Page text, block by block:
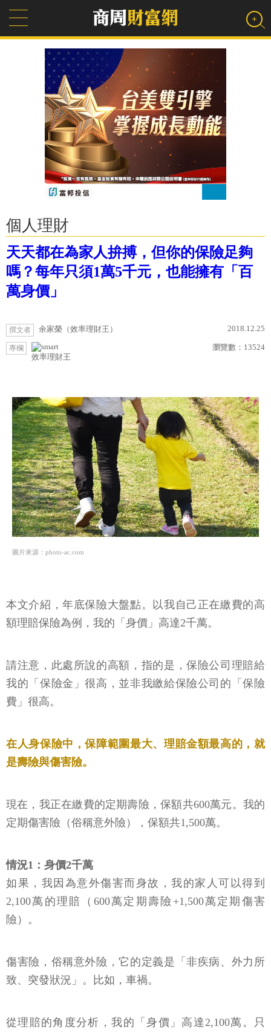
個人理財
天天都在為家人拚搏，但你的保險足夠
嗎？每年只須1萬5千元，也能擁有「百
萬身價」
撰文者 余家榮（效率理財王） 2018.12.25
專欄
效率理財王
瀏覽數： 13524
圖片來源：photo-ac.com
本文介紹，年底保險大盤點。以我自己正在繳費的高
額理賠保險為例，我的「身價」高達2千萬。
請注意，此處所說的高額，指的是，保險公司理賠給
我的「保險金」很高，並非我繳給保險公司的「保險
費」很高。
在人身保險中，保障範圍最大、理賠金額最高的，就
是壽險與傷害險。
現在，我正在繳費的定期壽險，保額共600萬元。我的
定期傷害險（俗稱意外險），保額共1,500萬。
情況1：身價2千萬
如果，我因為意外傷害而身故，我的家人可以得到
2,100萬的理賠（600萬定期壽險+1,500萬定期傷害
險）。
傷害險，俗稱意外險，它的定義是「非疾病、外力所
致、突發狀況」。比如，車禍。
從理賠的角度分析，我的「身價」高達2,100萬。只